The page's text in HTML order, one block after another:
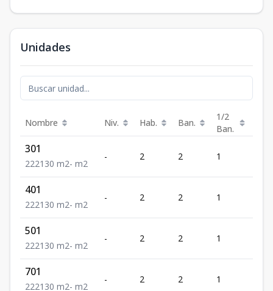
Unidades
Nombre Niv. Hab. Ban.
1/2
Ban.
301
222130 m2- m2
- 2 2 1
401
222130 m2- m2
- 2 2 1
501
222130 m2- m2
- 2 2 1
701
222130 m2- m2
- 2 2 1